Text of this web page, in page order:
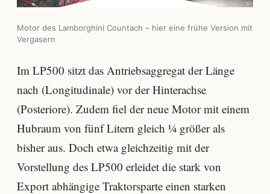
Motor des Lamborghini Countach – hier eine frühe Version mit
Vergasern
Im LP500 sitzt das Antriebsaggregat der Länge
nach (Longitudinale) vor der Hinterachse
(Posteriore). Zudem fiel der neue Motor mit einem
Hubraum von fünf Litern gleich ¼ größer als
bisher aus. Doch etwa gleichzeitig mit der
Vorstellung des LP500 erleidet die stark von
Export abhängige Traktorsparte einen starken